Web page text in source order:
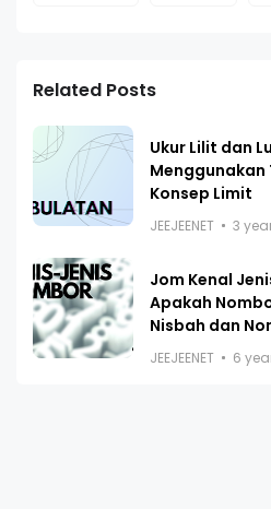
Related Posts
Ukur Lilit dan
Konsep Limit
JEEJEENET 3
Jom Kenal
Apakah
Nisbah dan
JEEJEENET 6